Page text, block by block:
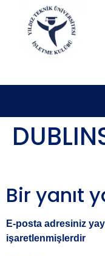
Bir yanıt
E-posta adresiniz
işaretlenmişlerdir